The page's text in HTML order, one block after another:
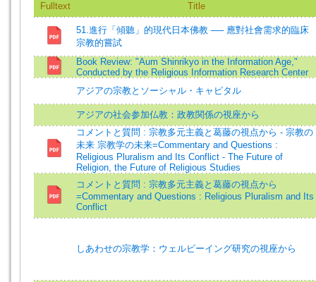
Fulltext Title
51.進行「傾聽」的現代日本佛教 ── 應對社會需求的臨床
宗教的嘗試
Book Review: "Aum Shinrikyo in the Information Age,"
Conducted by the Religious Information Research Center
アジアの宗教とソーシャル・キャピタル
アジアの社会参加仏教：政教関係の視座から
コメントと質問 : 宗教多元主義と葛藤の視点から - 宗教の
未来 宗教学の未来=Commentary and Questions :
Religious Pluralism and Its Conflict - The Future of
Religion, the Future of Religious Studies
コメントと質問 : 宗教多元主義と葛藤の視点から
=Commentary and Questions : Religious Pluralism and Its
Conflict
しあわせの宗教学：ウェルビーイング研究の視座から